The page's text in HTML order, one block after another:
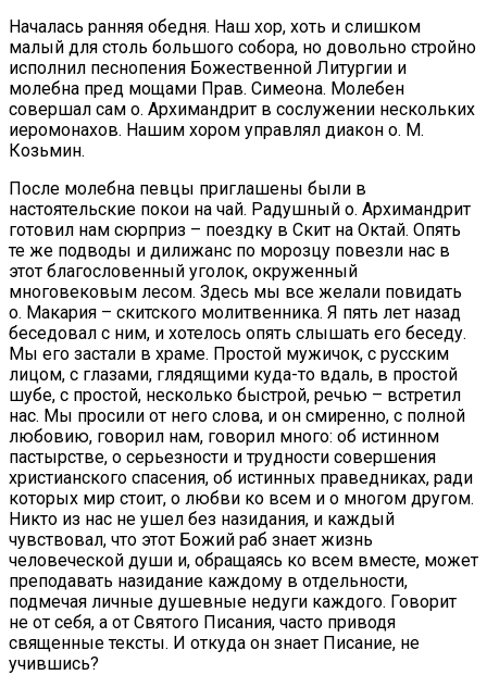
Началась ранняя обедня. Наш хор, хоть и слишком
малый для столь большого собора, но довольно стройно
исполнил песнопения Божественной Литургии и
молебна пред мощами Прав. Симеона. Молебен
совершал сам о. Архимандрит в сослужении нескольких
иеромонахов. Нашим хором управлял диакон о. М.
Козьмин.
После молебна певцы приглашены были в
настоятельские покои на чай. Радушный о. Архимандрит
готовил нам сюрприз – поездку в Скит на Октай. Опять
те же подводы и дилижанс по морозцу повезли нас в
этот благословенный уголок, окруженный
многовековым лесом. Здесь мы все желали повидать
о. Макария – скитского молитвенника. Я пять лет назад
беседовал с ним, и хотелось опять слышать его беседу.
Мы его застали в храме. Простой мужичок, с русским
лицом, с глазами, глядящими куда-то вдаль, в простой
шубе, с простой, несколько быстрой, речью – встретил
нас. Мы просили от него слова, и он смиренно, с полной
любовию, говорил нам, говорил много: об истинном
пастырстве, о серьезности и трудности совершения
христианского спасения, об истинных праведниках, ради
которых мир стоит, о любви ко всем и о многом другом.
Никто из нас не ушел без назидания, и каждый
чувствовал, что этот Божий раб знает жизнь
человеческой души и, обращаясь ко всем вместе, может
преподавать назидание каждому в отдельности,
подмечая личные душевные недуги каждого. Говорит
не от себя, а от Святого Писания, часто приводя
священные тексты. И откуда он знает Писание, не
учившись?